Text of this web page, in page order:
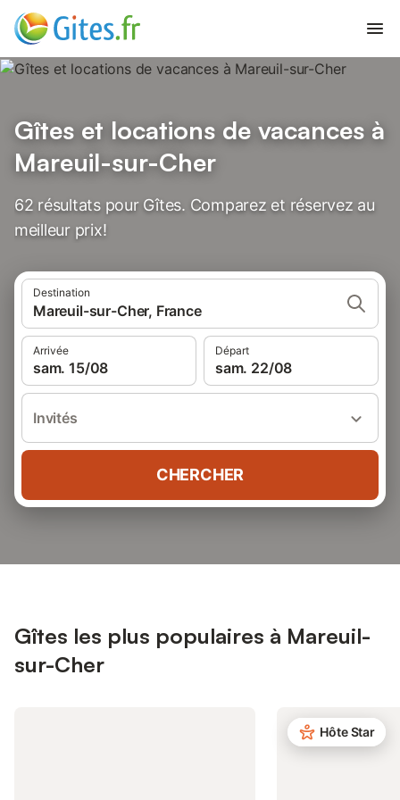
Gîtes et locations de vacances à
Mareuil-sur-Cher
62 résultats pour Gîtes. Comparez et réservez au
meilleur prix!
Destination
Mareuil-sur-Cher, France
Arrivée
sam. 15/08
Départ
sam. 22/08
Invités
CHERCHER
Gîtes les plus populaires à Mareuil-
sur-Cher
Hôte Star